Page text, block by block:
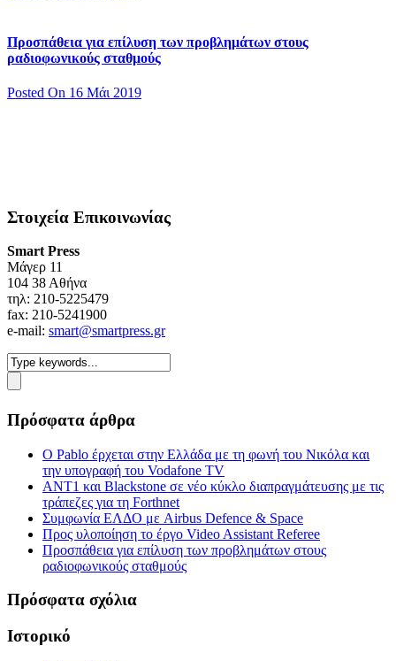
Προσπάθεια για επίλυση των προβλημάτων στους
ραδιοφωνικούς σταθμούς
Posted On 16 Μάι 2019
Στοιχεία Επικοινωνίας
Smart Press
Mάγερ 11
104 38 Αθήνα
τηλ: 210-5225479
fax: 210-5241900
e-mail: smart@smartpress.gr
Πρόσφατα άρθρα
Ο Pablo έρχεται στην Ελλάδα με τη φωνή του Νικόλα και
την υπογραφή του Vodafone TV
ΑΝΤ1 και Blackstone σε νέο κύκλο διαπραγμάτευσης με τις
τράπεζες για τη Forthnet
Συμφωνία ΕΛΔΟ με Airbus Defence & Space
Προς υλοποίηση το έργο Video Assistant Referee
Προσπάθεια για επίλυση των προβλημάτων στους
ραδιοφωνικούς σταθμούς
Πρόσφατα σχόλια
Ιστορικό